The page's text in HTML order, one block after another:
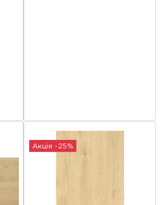
Акція -25%